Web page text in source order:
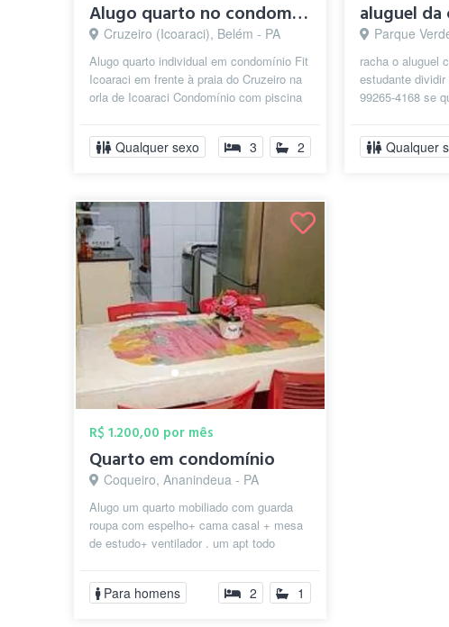
Alugo quarto no condomínio Fit Icoaraci
Cruzeiro (Icoaraci), Belém - PA
Alugo quarto individual em condomínio Fit
Icoaraci em frente à praia do Cruzeiro na
orla de Icoaraci Condomínio com piscina
Qualquer sexo 3 2
Parque
racha o aluguel
estudante
99265-4168 se
Qualquer
R$ 1.200,00 por mês
Quarto em condomínio
Coqueiro, Ananindeua - PA
Alugo um quarto mobiliado com guarda
roupa com espelho+ cama casal + mesa
de estudo+ ventilador . um apt todo
Para homens 2 1